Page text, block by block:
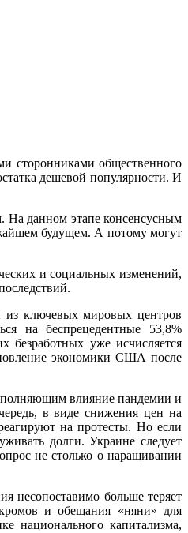
сторонниками общественного
дешевой популярности. И
На данном этапе консенсусным
будущем. А потому могут
и социальных изменений,
ключевых мировых центров
на беспрецедентные 53,8%
безработных уже исчисляется
экономики США после
влияние пандемии и
в виде снижения цен на
на протесты. Но если
долги. Украине следует
не столько о наращивании
несопоставимо больше теряет
и обещания «няни» для
национального капитализма,